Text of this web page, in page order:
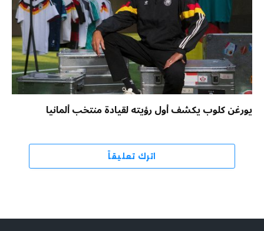
يورغن كلوب يكشف أول رؤيته لقيادة منتخب ألمانيا
اترك تعليقاً